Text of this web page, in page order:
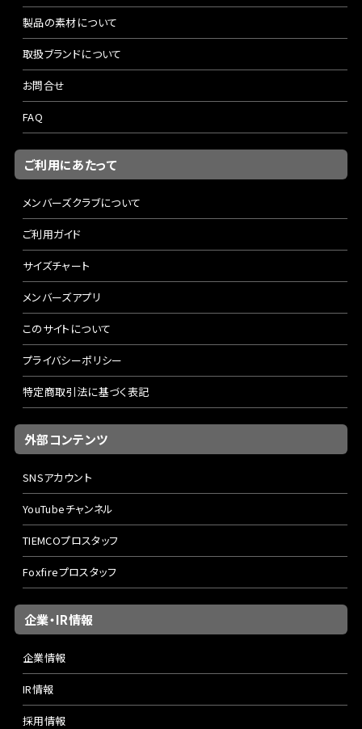
製品の素材について
取扱ブランドについて
お問合せ
FAQ
ご利用にあたって
メンバーズクラブについて
ご利用ガイド
サイズチャート
メンバーズアプリ
このサイトについて
プライバシーポリシー
特定商取引法に基づく表記
外部コンテンツ
SNSアカウント
YouTubeチャンネル
TIEMCOプロスタッフ
Foxfireプロスタッフ
企業・IR情報
企業情報
IR情報
採用情報